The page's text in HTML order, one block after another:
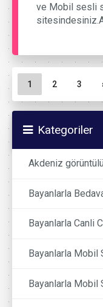
ve Mobil sesli
Sayfa gezinme
Geçerli Sayfa
1 Sayfa
2 Sayfa
3
Kategoriler
Akdeniz
Bayanlarla
Bayanlarla Canli
Bayanlarla Mobil
Bayanlarla